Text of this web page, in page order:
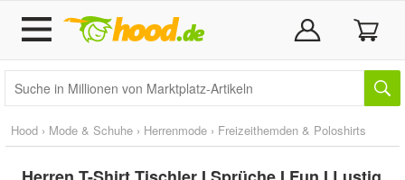
Hood › Mode & Schuhe › Herrenmode › Freizeithemden & Poloshirts